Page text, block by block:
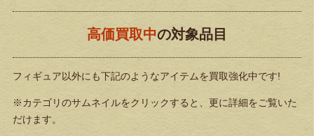
高価買取中の対象品目
フィギュア以外にも下記のようなアイテムを買取強化中です!
※カテゴリのサムネイルをクリックすると、更に詳細をご覧いた
だけます。